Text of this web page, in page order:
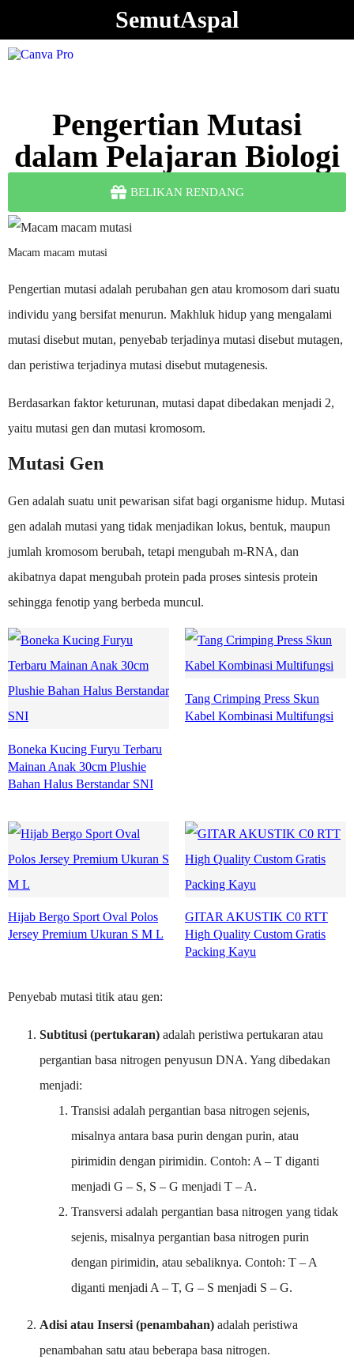
SemutAspal
Pengertian Mutasi
dalam Pelajaran Biologi
BELIKAN RENDANG
Macam macam mutasi
Pengertian mutasi adalah perubahan gen atau kromosom dari suatu
individu yang bersifat menurun. Makhluk hidup yang mengalami
mutasi disebut mutan, penyebab terjadinya mutasi disebut mutagen,
dan peristiwa terjadinya mutasi disebut mutagenesis.
Berdasarkan faktor keturunan, mutasi dapat dibedakan menjadi 2,
yaitu mutasi gen dan mutasi kromosom.
Mutasi Gen
Gen adalah suatu unit pewarisan sifat bagi organisme hidup. Mutasi
gen adalah mutasi yang tidak menjadikan lokus, bentuk, maupun
jumlah kromosom berubah, tetapi mengubah m-RNA, dan
akibatnya dapat mengubah protein pada proses sintesis protein
sehingga fenotip yang berbeda muncul.
Boneka Kucing Furyu Terbaru
Mainan Anak 30cm Plushie
Bahan Halus Berstandar SNI
Tang Crimping Press Skun
Kabel Kombinasi Multifungsi
Hijab Bergo Sport Oval Polos
Jersey Premium Ukuran S M L
GITAR AKUSTIK C0 RTT
High Quality Custom Gratis
Packing Kayu
Penyebab mutasi titik atau gen:
Subtitusi (pertukaran) adalah peristiwa pertukaran atau
pergantian basa nitrogen penyusun DNA. Yang dibedakan
menjadi:
Transisi adalah pergantian basa nitrogen sejenis,
misalnya antara basa purin dengan purin, atau
pirimidin dengan pirimidin. Contoh: A – T diganti
menjadi G – S, S – G menjadi T – A.
Transversi adalah pergantian basa nitrogen yang tidak
sejenis, misalnya pergantian basa nitrogen purin
dengan pirimidin, atau sebaliknya. Contoh: T – A
diganti menjadi A – T, G – S menjadi S – G.
Adisi atau Insersi (penambahan) adalah peristiwa
penambahan satu atau beberapa basa nitrogen.